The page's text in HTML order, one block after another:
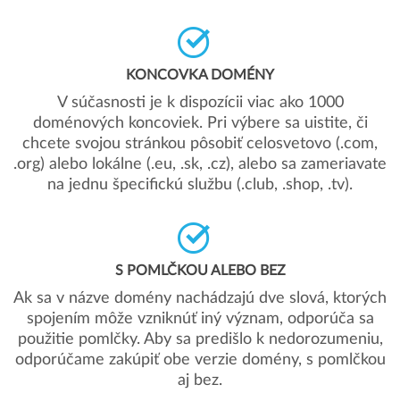
KONCOVKA DOMÉNY
V súčasnosti je k dispozícii viac ako 1000
doménových koncoviek. Pri výbere sa uistite, či
chcete svojou stránkou pôsobiť celosvetovo (.com,
.org) alebo lokálne (.eu, .sk, .cz), alebo sa zameriavate
na jednu špecifickú službu (.club, .shop, .tv).
S POMLČKOU ALEBO BEZ
Ak sa v názve domény nachádzajú dve slová, ktorých
spojením môže vzniknúť iný význam, odporúča sa
použitie pomlčky. Aby sa predišlo k nedorozumeniu,
odporúčame zakúpiť obe verzie domény, s pomlčkou
aj bez.